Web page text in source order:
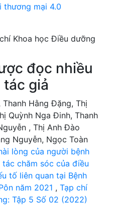
thương mại 4.0
Khoa học Điều dưỡng
đọc nhiều
giả
Hằng Đặng, Thị
Quỳnh Nga Đinh, Thanh
, Thị Anh Đào
Nguyễn, Ngọc Toàn
lòng của người bệnh
chăm sóc của điều
tố liên quan tại Bệnh
năm 2021 , Tạp chí
Tập 5 Số 02 (2022)